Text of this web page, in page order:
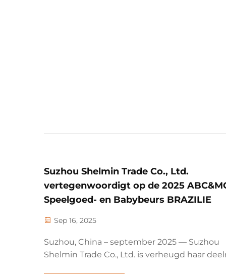
Suzhou Shelmin Trade Co., Ltd.
vertegenwoordigt op de 2025
Speelgoed- en Babybeurs BRAZILIE
Sep 16, 2025
Suzhou, China – september 2025 — Suzhou
Shelmin Trade Co., Ltd. is verheugd haar